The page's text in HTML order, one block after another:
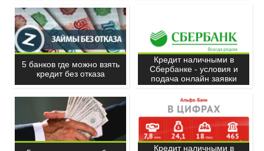
5 банков где можно взять
кредит без отказа
Кредит наличными в
Сбербанке - условия и
подача онлайн заявки
Кредит наличными в